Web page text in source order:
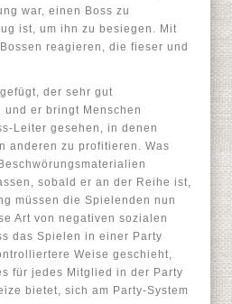
war, einen Boss zu
ist, um ihn zu besiegen. Mit
reagieren, die fieser und
der sehr gut
er bringt Menschen
Leiter gesehen, in denen
anderen zu profitieren. Was
sobald er an der Reihe ist,
müssen die Spielenden nun
Art von negativen sozialen
das Spielen in einer Party
Weise geschieht,
für jedes Mitglied in der Party
bietet, sich am Party-System